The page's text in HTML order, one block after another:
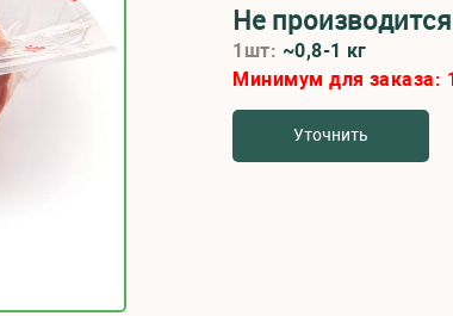
Не производится
1шт: ~0,8-1 кг
Минимум для заказа:
Уточнить